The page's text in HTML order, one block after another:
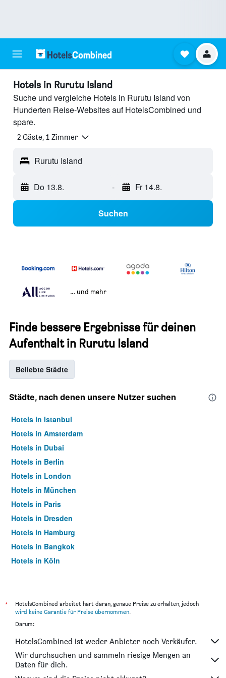
Hotels in Rurutu Island
Suche und vergleiche Hotels in Rurutu Island von
Hunderten Reise-Websites auf HotelsCombined und
spare.
2 Gäste, 1 Zimmer
Rurutu Island
Do 13.8. - Fr 14.8.
Suchen
… und mehr
Finde bessere Ergebnisse für deinen
Aufenthalt in Rurutu Island
Beliebte Städte
Städte, nach denen unsere Nutzer suchen
Hotels in Istanbul
Hotels in Amsterdam
Hotels in Dubai
Hotels in Berlin
Hotels in London
Hotels in München
Hotels in Paris
Hotels in Dresden
Hotels in Hamburg
Hotels in Bangkok
Hotels in Köln
*
HotelsCombined arbeitet hart daran, genaue Preise zu erhalten, jedoch
wird keine Garantie für Preise übernommen.
Darum:
HotelsCombined ist weder Anbieter noch Verkäufer.
Wir durchsuchen und sammeln riesige Mengen an
Daten für dich.